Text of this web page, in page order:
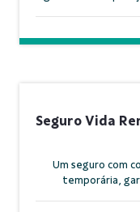
Seguro Vida
Um seguro com
temporária,